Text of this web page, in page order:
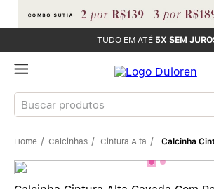
TUDO EM ATÉ 5X SEM
Buscar produtos
Calcinhas Cintura Alta
TERMOS MAIS BUSCADOS
1º Sutiãs